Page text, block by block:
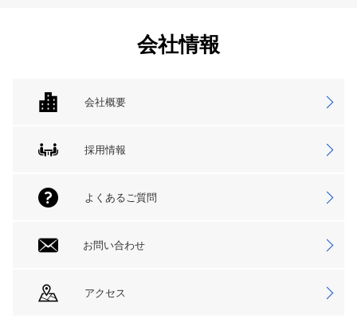
会社情報
会社概要
採用情報
よくあるご質問
お問い合わせ
アクセス